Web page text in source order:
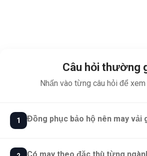
Câu hỏi thường
Nhấn vào từng câu hỏi để
1 Đồng phục bảo hộ nên may vải